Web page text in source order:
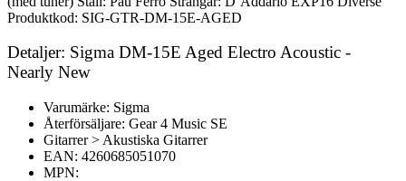
Produktkod: SIG-GTR-DM-15E-AGED
Detaljer: Sigma DM-15E Aged Electro Acoustic -
Nearly New
Varumärke: Sigma
Återförsäljare: Gear 4 Music SE
Gitarrer > Akustiska Gitarrer
EAN: 4260685051070
MPN: